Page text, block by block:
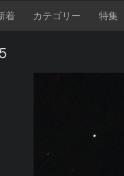
着 カテゴリー 特集